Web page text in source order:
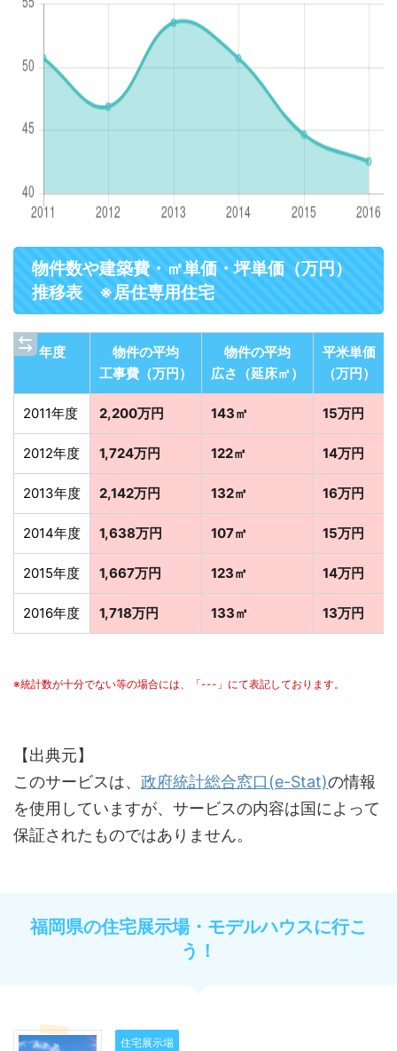
物件数や建築費・㎡単価・坪単価（万円）
推移表 ※居住専用住宅
年度
物件の平均
工事費（万円）
物件の平均
広さ（延床㎡）
平米単価
（万円）
2011年度 2,200万円 143㎡ 15万円
2012年度 1,724万円 122㎡ 14万円
2013年度 2,142万円 132㎡ 16万円
2014年度 1,638万円 107㎡ 15万円
2015年度 1,667万円 123㎡ 14万円
2016年度 1,718万円 133㎡ 13万円
※統計数が十分でない等の場合には、「---」にて表記しております。
【出典元】
このサービスは、 政府統計総合窓口(e-Stat)の情報
を使用していますが、サービスの内容は国によって
保証されたものではありません。
福岡県の住宅展示場・モデルハウスに行こ
う！
住宅展示場